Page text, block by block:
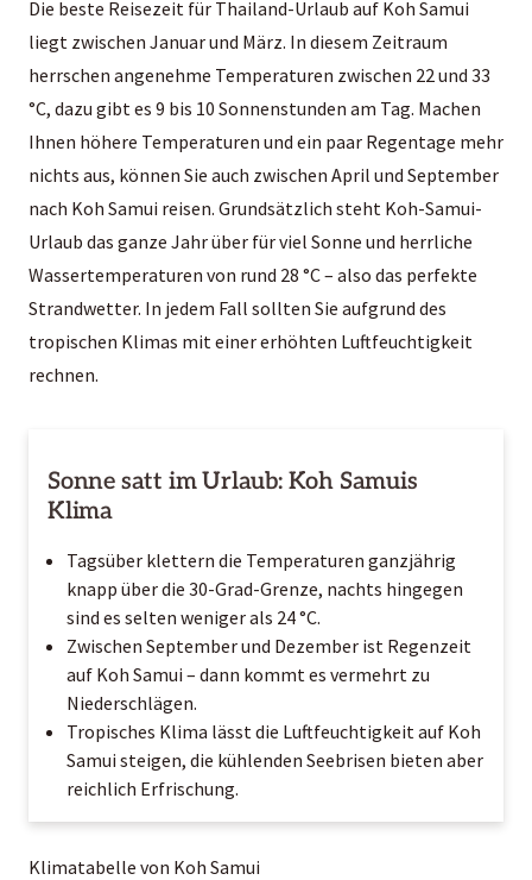
Die beste Reisezeit für Thailand-Urlaub auf Koh Samui
liegt zwischen Januar und März. In diesem Zeitraum
herrschen angenehme Temperaturen zwischen 22 und 33
°C, dazu gibt es 9 bis 10 Sonnenstunden am Tag. Machen
Ihnen höhere Temperaturen und ein paar Regentage mehr
nichts aus, können Sie auch zwischen April und September
nach Koh Samui reisen. Grundsätzlich steht Koh-Samui-
Urlaub das ganze Jahr über für viel Sonne und herrliche
Wassertemperaturen von rund 28 °C – also das perfekte
Strandwetter. In jedem Fall sollten Sie aufgrund des
tropischen Klimas mit einer erhöhten Luftfeuchtigkeit
rechnen.
Sonne satt im Urlaub: Koh Samuis
Klima
Tagsüber klettern die Temperaturen ganzjährig
knapp über die 30-Grad-Grenze, nachts hingegen
sind es selten weniger als 24 °C.
Zwischen September und Dezember ist Regenzeit
auf Koh Samui – dann kommt es vermehrt zu
Niederschlägen.
Tropisches Klima lässt die Luftfeuchtigkeit auf Koh
Samui steigen, die kühlenden Seebrisen bieten aber
reichlich Erfrischung.
Klimatabelle von Koh Samui